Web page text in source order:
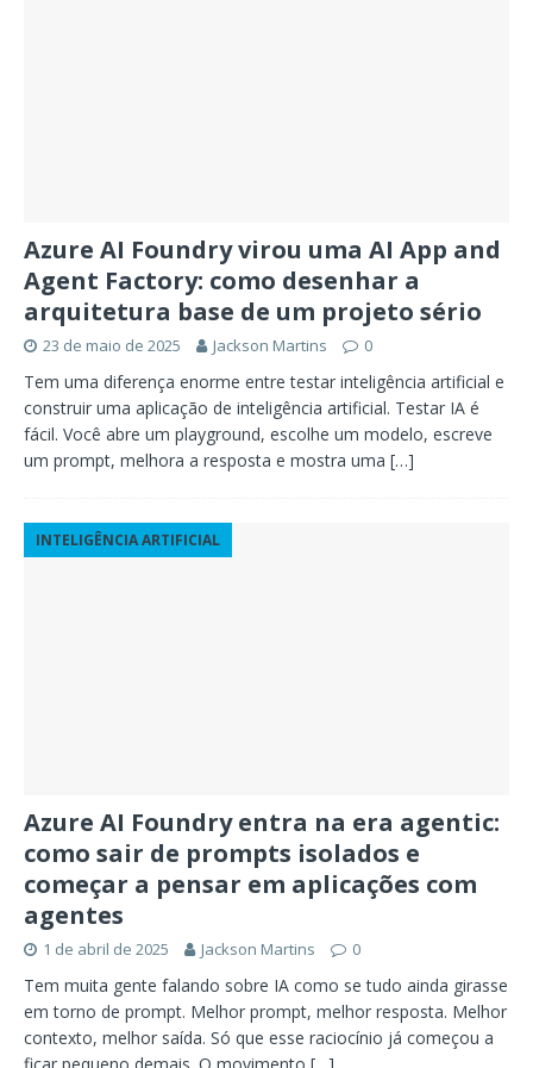
Azure AI Foundry virou uma AI App and
Agent Factory: como desenhar a
arquitetura base de um projeto sério
23 de maio de 2025 Jackson Martins 0
Tem uma diferença enorme entre testar inteligência artificial e
construir uma aplicação de inteligência artificial. Testar IA é
fácil. Você abre um playground, escolhe um modelo, escreve
um prompt, melhora a resposta e mostra uma […]
INTELIGÊNCIA ARTIFICIAL
Azure AI Foundry entra na era agentic:
como sair de prompts isolados e
começar a pensar em aplicações com
agentes
1 de abril de 2025 Jackson Martins 0
Tem muita gente falando sobre IA como se tudo ainda girasse
em torno de prompt. Melhor prompt, melhor resposta. Melhor
contexto, melhor saída. Só que esse raciocínio já começou a